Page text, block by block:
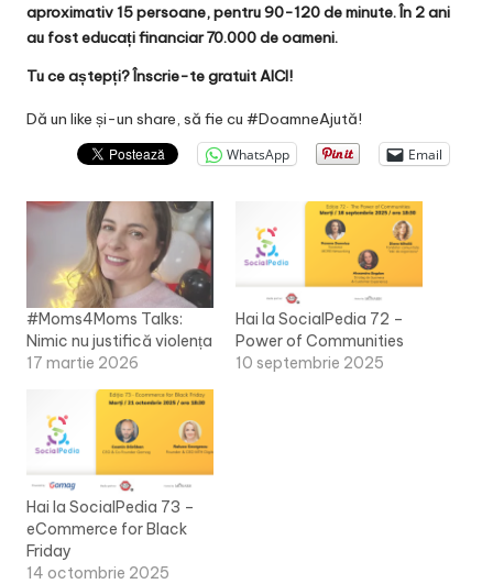
aproximativ 15 persoane, pentru 90-120 de minute. În 2 ani
au fost educați financiar 70.000 de oameni.
Tu ce aștepți? Înscrie-te gratuitAICI!
Dă un like și-un share, să fie cu #DoamneAjută!
WhatsApp Email
#Moms4Moms Talks:
Nimic nu justifică violența
17 martie 2026
Hai la SocialPedia 72 –
Power of Communities
10 septembrie 2025
Hai la SocialPedia 73 –
eCommerce for Black
Friday
14 octombrie 2025